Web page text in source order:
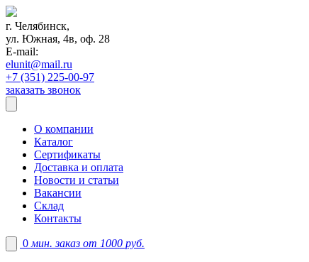
г. Челябинск,
ул. Южная, 4в, оф. 28
E-mail:
elunit@mail.ru
+7 (351) 225-00-97
заказать звонок
О компании
Каталог
Сертификаты
Доставка и оплата
Новости и статьи
Вакансии
Склад
Контакты
0 мин. заказ от 1000 руб.